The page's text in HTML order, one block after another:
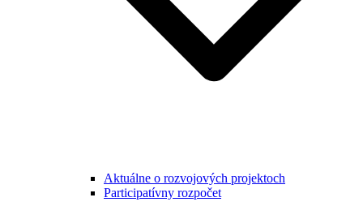
Aktuálne o rozvojových projektoch
Participatívny rozpočet